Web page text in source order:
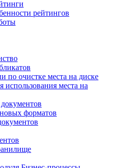
рейтингов
по очистке места на диске
использования места на
форматов